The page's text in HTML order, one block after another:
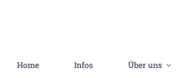
Home Infos Über uns